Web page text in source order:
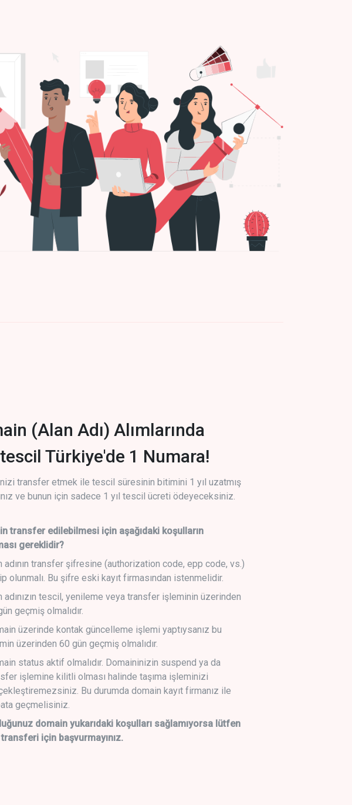
(Alan Adı) Alımlarında
Türkiye'de 1 Numara!
transfer etmek ile tescil süresinin bitimini 1 yıl uzatmış
ve bunun için sadece 1 yıl tescil ücreti ödeyeceksiniz.
transfer edilebilmesi için aşağıdaki koşulların
gereklidir?
adının transfer şifresine (authorization code, epp code, vs.)
olunmalı. Bu şifre eski kayıt firmasından istenmelidir.
adınızın tescil, yenileme veya transfer işleminin üzerinden
geçmiş olmalıdır.
üzerinde kontak güncelleme işlemi yaptıysanız bu
üzerinden 60 gün geçmiş olmalıdır.
status aktif olmalıdır. Domaininizin suspend ya da
işlemine kilitli olması halinde taşıma işleminizi
Bu durumda domain kayıt firmanız ile
geçmelisiniz.
domain yukarıdaki koşulları sağlamıyorsa lütfen
için başvurmayınız.